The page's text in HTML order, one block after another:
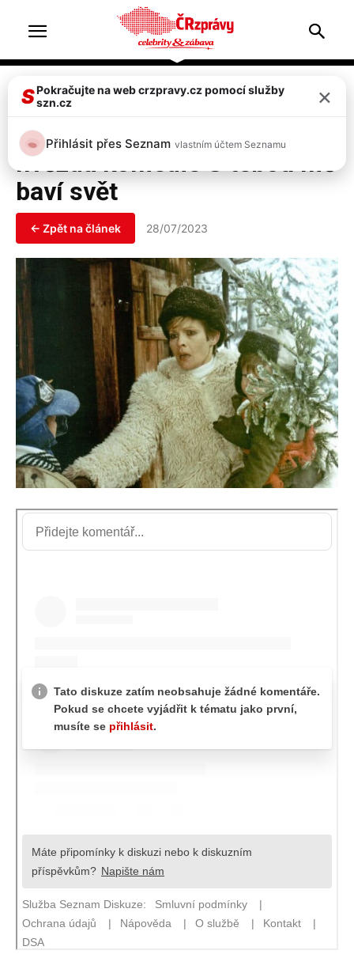
Celebrity
Zemřela Jana Šulcová,
hvězda komedie S tebou mě
baví svět
← Zpět na článek 28/07/2023
SPokračujte na web crzpravy.cz pomocí služby
szn.cz
×
Přihlásit přes Seznam vlastním účtem Seznamu